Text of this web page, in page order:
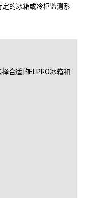
定的冰箱或冷柜监测系
合适的ELPRO冰箱和